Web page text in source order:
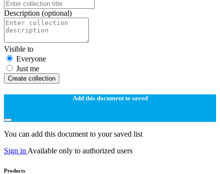
Description (optional)
Visible to
Everyone
Just me
Create collection
Add this document to saved
You can add this document to your saved list
Sign in Available only to authorized users
Products